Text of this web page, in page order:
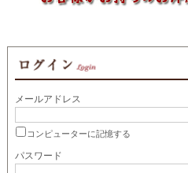
メールアドレス
コンピューターに記憶する
パスワード